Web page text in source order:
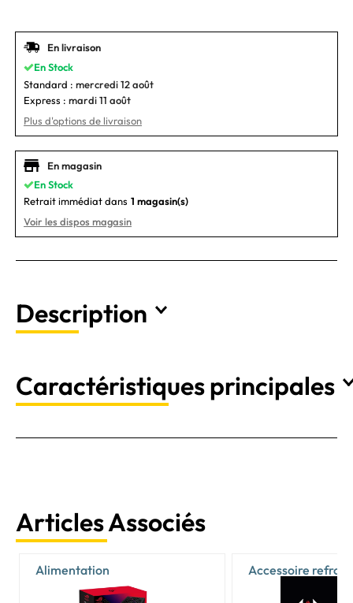
En livraison
En Stock
Standard : mercredi 12 août
Express : mardi 11 août
Plus d'options de livraison
En magasin
En Stock
Retrait immédiat dans 1 magasin(s)
Voir les dispos magasin
Description
Caractéristiques principales
Articles Associés
Alimentation Accessoire